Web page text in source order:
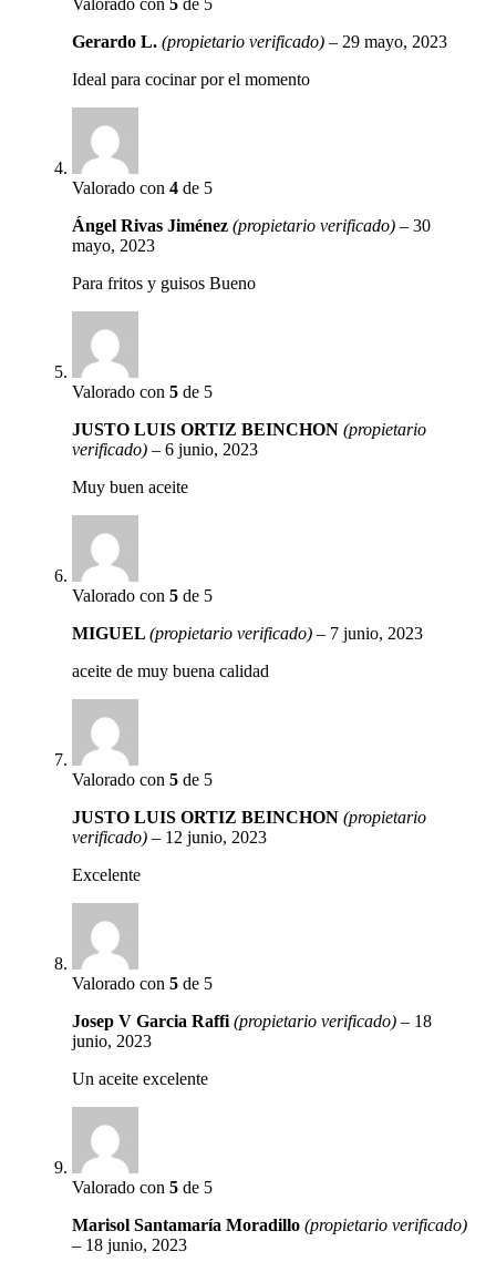
Valorado con5 de 5
Gerardo L.(propietario verificado) – 29 mayo, 2023
Ideal para cocinar por el momento
Valorado con4 de 5
Ángel Rivas Jiménez(propietario verificado) – 30
mayo, 2023
Para fritos y guisos Bueno
Valorado con5 de 5
JUSTO LUIS ORTIZ BEINCHON(propietario
verificado) – 6 junio, 2023
Muy buen aceite
Valorado con5 de 5
MIGUEL(propietario verificado) – 7 junio, 2023
aceite de muy buena calidad
Valorado con5 de 5
JUSTO LUIS ORTIZ BEINCHON(propietario
verificado) – 12 junio, 2023
Excelente
Valorado con5 de 5
Josep V Garcia Raffi(propietario verificado) – 18
junio, 2023
Un aceite excelente
Valorado con5 de 5
Marisol Santamaría Moradillo(propietario verificado)
– 18 junio, 2023